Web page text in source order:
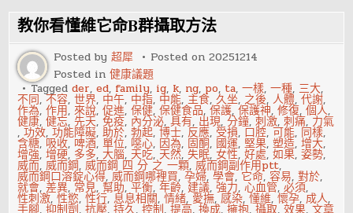
腺
發
炎
怎
麼
回
事
教你看懂維它命B群攝取方法
Posted by超犀 Posted on20251214
Posted in健康議題
Taggedder,ed, family, ig, k, ng, po, ta,一樣,一種, 三大,
不同,不容,世界, 中午, 中指, 中能,主食,久坐, 之後,人體,代謝,
作為,作用,來說,促進,保健,保健食品,保護,保護神,修復,個人,
健康,健忘,先天,免疫, 內分泌,具有, 出現,分鐘,刺激,刺痛, 力氣
,功效,功能障礙,助於,勃起,博士, 反應, 受損, 口腔,可能, 同樣,
含糖, 吸收, 啤酒,單位, 噁心, 因為, 固酮, 國運,堅果,塑造,增大,
增強,增硬, 多多,大腦, 天吃, 天然,失眠,女性,好處,如果,姿勢,
威而,威而鋼,威而鋼 四 分 之 一顆,威而鋼副作用ptt,
威而鋼口溶錠心得,威而鋼哪裡買,孕婦,學會, 它命,容易,對於,
就會,差異, 常見,幫助,平衡,年齡,建議,強力,心血管,必須,
性刺激,性慾,性行, 息息相關,情緒, 愛撫,感染,懂維,懷孕, 成人,
手腳,抑制劑,抗壓,持久,控制,提高,換成,擁抱,攝取,效果,文章